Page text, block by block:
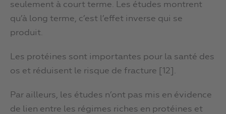
seulement à court terme. Les études montrent
qu’à long terme, c’est l’effet inverse qui se
produit.
Les protéines sont importantes pour la santé des
os et réduisent le risque de fracture [12].
Par ailleurs, les études n’ont pas mis en évidence
de lien entre les régimes riches en protéines et